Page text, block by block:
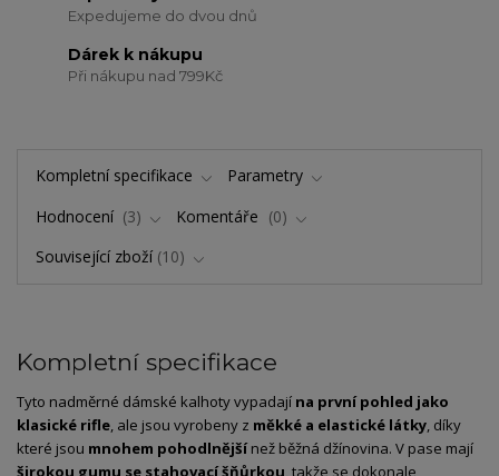
Expedujeme do dvou dnů
Dárek k nákupu
Při nákupu nad 799Kč
Kompletní specifikace
Parametry
Hodnocení
3 Komentáře
0
Související zboží 10
Kompletní specifikace
Tyto nadměrné dámské kalhoty vypadají na první pohled jako
klasické rifle, ale jsou vyrobeny z měkké a elastické látky, díky
které jsou mnohem pohodlnějšínež běžná džínovina. V pase mají
širokou gumu se stahovací šňůrkou, takže se dokonale